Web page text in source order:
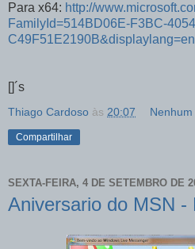
Para x64: http://
FamilyId=514BD06E-F3BC-
C49F51E2190B&displaylang=en
[]´s
Thiago Cardoso às 20:07
Compartilhar
SEXTA-FEIRA, 4 DE SETEMBRO DE
Aniversario do MSN -